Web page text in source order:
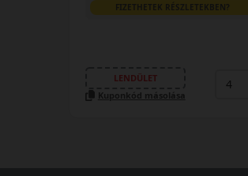
FIZETHETEK RÉSZLETEKBEN?
LENDÜLET
Kuponkód másolása